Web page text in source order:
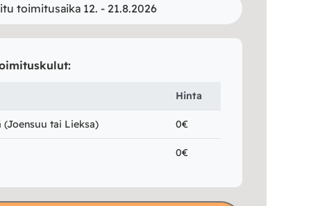
toimitusaika 12. - 21.8.2026
Hinta
tai Lieksa) 0€
0€